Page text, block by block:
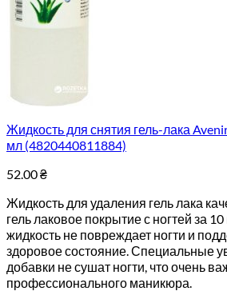
Жидкость для снятия гель-лака
мл (4820440811884)
52.00₴
Жидкость для удаления гель лака
гель лаковое покрытие с ногтей за
жидкость не повреждает ногти и
здоровое состояние. Специальные
добавки не сушат ногти, что очень
профессионального маникюра.